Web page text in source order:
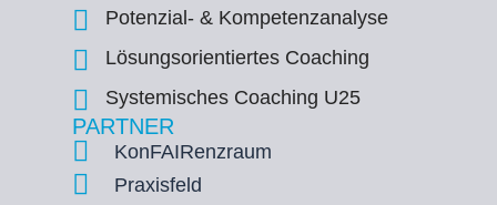
Potenzial- & Kompetenzanalyse
Lösungsorientiertes Coaching
Systemisches Coaching U25
PARTNER
KonFAIRenzraum
Praxisfeld